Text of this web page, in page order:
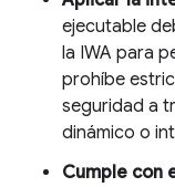
ejecutable
la IWA para
prohíbe
seguridad a
dinámico o
Cumple con